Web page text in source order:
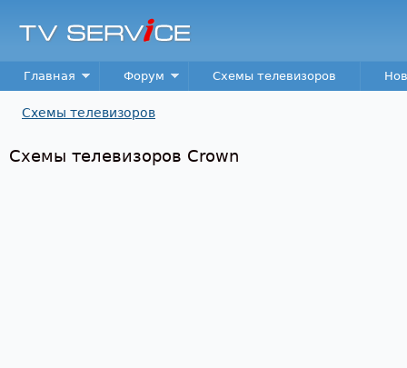
TV
Service
Main menu
Главная Форум Схемы телевизоров
Схемы телевизоров
Схемы телевизоров Crown